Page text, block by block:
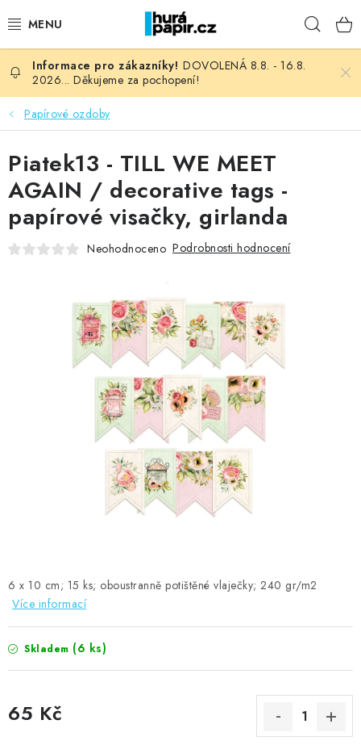
na
NOVINKY
HURÁ DÍLNA
VŠECHNO ZBOŽÍ
KNIHAŘSKÝ MATERIÁL
FOTORECENZE
MOJE OBJEDNÁVKA
Kontakty Moje objednávka
Oblíbené ♥️
Hodnocení obchodu
Obchodní podmínky
Podmínky ochrany osobních údajů
Ověřování recenzí
DOVOLENÁ 8.8. - 16.8.
2026... Děkujeme za pochopení!
Papírové ozdoby
6 x 10 cm; 15 ks; oboustranně potištěné vlaječky; 240 gr/m2
Více informací
Skladem (6 ks)
65 Kč
Piatek13 - TILL WE MEET
AGAIN / decorative tags -
papírové visačky, girlanda
Neohodnoceno Podrobnosti hodnocení